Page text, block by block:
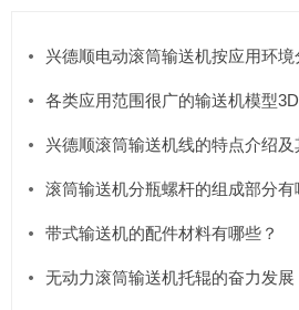
兴德顺电动滚筒输送机按应用环境
各类应用范围很广的输送机模型
兴德顺滚筒输送机线的特点介绍及
滚筒输送机分瓶螺杆的组成部分有
带式输送机的配件材料有哪些？
无动力滚筒输送机托辊的奋力发展